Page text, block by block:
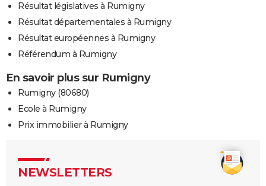
Résultat législatives à Rumigny
Résultat départementales à Rumigny
Résultat européennes à Rumigny
Référendum à Rumigny
En savoir plus sur Rumigny
Rumigny (80680)
Ecole à Rumigny
Prix immobilier à Rumigny
NEWSLETTERS